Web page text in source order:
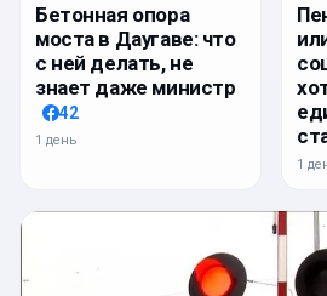
Бетонная опора
моста в Даугаве: что
с ней делать, не
знает даже министр
42
1 день
1